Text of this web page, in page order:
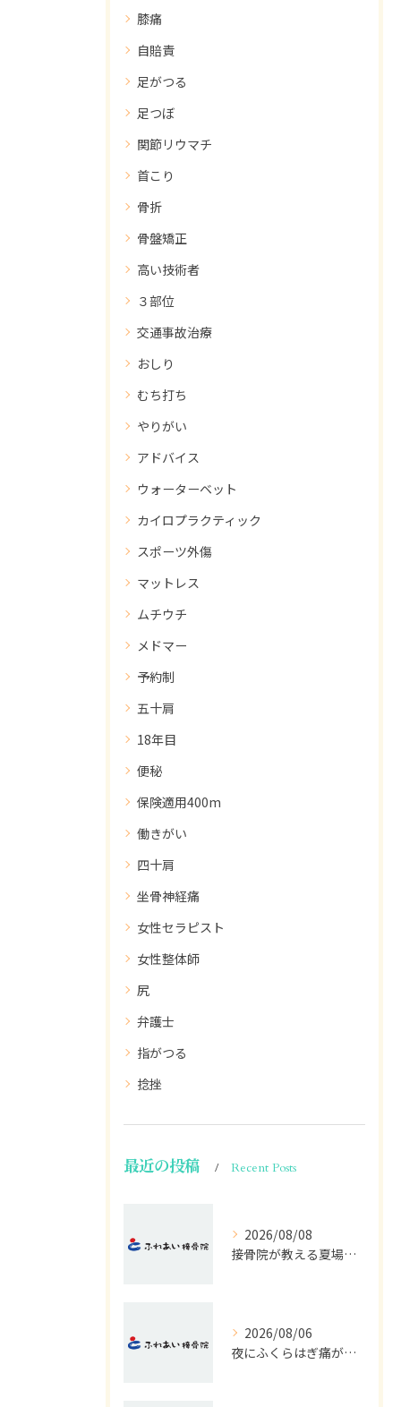
膝痛
自賠責
足がつる
足つぼ
関節リウマチ
首こり
骨折
骨盤矯正
高い技術者
３部位
交通事故治療
おしり
むち打ち
やりがい
アドバイス
ウォーターベット
カイロプラクティック
スポーツ外傷
マットレス
ムチウチ
メドマー
予約制
五十肩
18年目
便秘
保険適用400m
働きがい
四十肩
坐骨神経痛
女性セラピスト
女性整体師
尻
弁護士
指がつる
捻挫
最近の投稿 Recent Posts
2026/08/08
接骨院が教える夏場の冷え対策法
2026/08/06
夜にふくらはぎ痛がつらい原因と対処法